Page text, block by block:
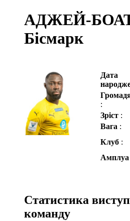
АДЖЕЙ-
Бісмарк
Дата
:
Зріст :
Вага :
Клуб :
Амплуа
Статистика
команду